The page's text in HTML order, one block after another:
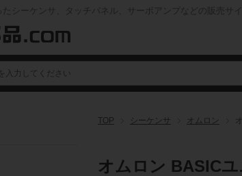
たシーケンサ、タッチパネル、サーボアンプなどの販売サイ
TOP シーケンサ オムロン
オムロン BASIC